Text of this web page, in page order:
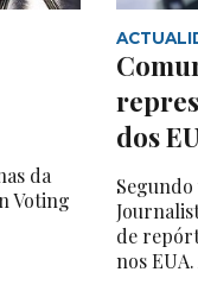
da
Voting
dos
de
nos